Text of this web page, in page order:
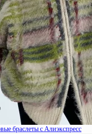
браслеты с Алиэкспресс